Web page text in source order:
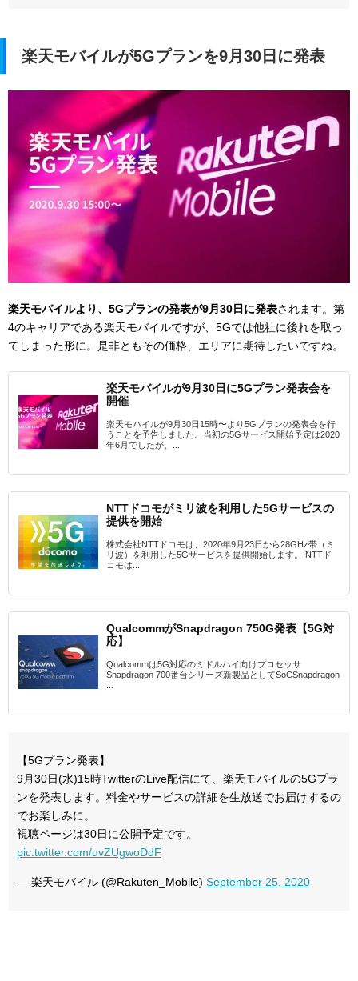
楽天モバイルが5Gプランを9月30日に発表
楽天モバイルより、5Gプランの発表が9月30日に発表されます。第
4のキャリアである楽天モバイルですが、5Gでは他社に後れを取っ
てしまった形に。是非ともその価格、エリアに期待したいですね。
楽天モバイルが9月30日に5Gプラン発表会を
開催
楽天モバイルが9月30日15時〜より5Gプランの発表会を行
うことを予告しました。当初の5Gサービス開始予定は2020
年6月でしたが、...
NTTドコモがミリ波を利用した5Gサービスの
提供を開始
株式会社NTTドコモは、2020年9月23日から28GHz帯（ミ
リ波）を利用した5Gサービスを提供開始します。 NTTド
コモは...
QualcommがSnapdragon 750G発表【5G対
応】
Qualcommは5G対応のミドルハイ向けプロセッサ
Snapdragon 700番台シリーズ新製品としてSoCSnapdragon
【5Gプラン発表】
9月30日(水)15時TwitterのLive配信にて、楽天モバイルの5Gプラ
ンを発表します。料金やサービスの詳細を生放送でお届けするの
でお楽しみに。
視聴ページは30日に公開予定です。
pic.twitter.com/uvZUgwoDdF
— 楽天モバイル (@Rakuten_Mobile) September 25, 2020